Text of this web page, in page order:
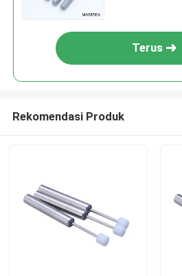
Terus
Rekomendasi Produk